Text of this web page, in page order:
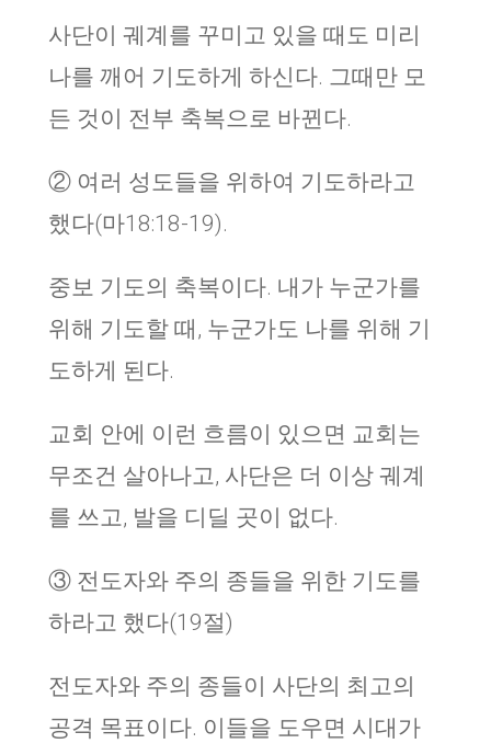
사단이 궤계를 꾸미고 있을 때도 미리
나를 깨어 기도하게 하신다. 그때만 모
든 것이 전부 축복으로 바뀐다.
② 여러 성도들을 위하여 기도하라고
했다(마18:18-19).
중보 기도의 축복이다. 내가 누군가를
위해 기도할 때, 누군가도 나를 위해 기
도하게 된다.
교회 안에 이런 흐름이 있으면 교회는
무조건 살아나고, 사단은 더 이상 궤계
를 쓰고, 발을 디딜 곳이 없다.
③ 전도자와 주의 종들을 위한 기도를
하라고 했다(19절)
전도자와 주의 종들이 사단의 최고의
공격 목표이다. 이들을 도우면 시대가